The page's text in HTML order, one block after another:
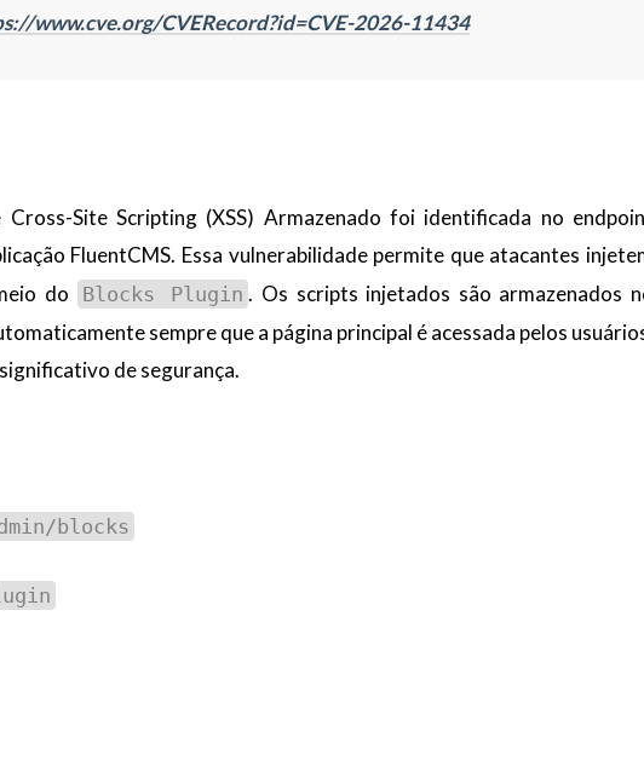
www.cve.org/CVERecord?id=CVE-2026-11434
Cross-Site Scripting (XSS) Armazenado foi identificada no
FluentCMS. Essa vulnerabilidade permite que atacantes
do
Blocks Plugin . Os scripts injetados são armazenados
sempre que a página principal é acessada pelos
de segurança.
blocks